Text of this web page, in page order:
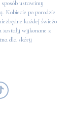
ustawimy
Kobiecie po porodzie
każdej świeżo
wykonane z
dla skóry